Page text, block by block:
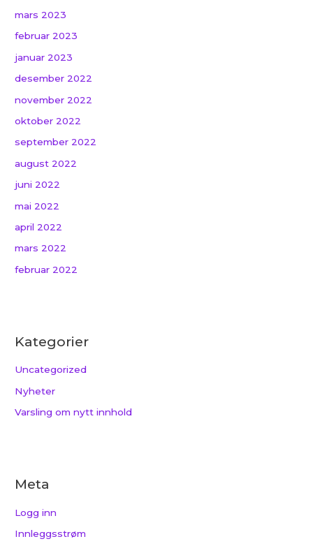
mars 2023
februar 2023
januar 2023
desember 2022
november 2022
oktober 2022
september 2022
august 2022
juni 2022
mai 2022
april 2022
mars 2022
februar 2022
Kategorier
Uncategorized
Nyheter
Varsling om nytt innhold
Meta
Logg inn
Innleggsstrøm